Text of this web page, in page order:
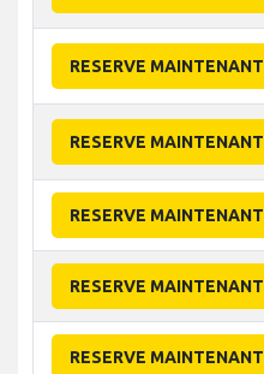
RESERVE MAINTENANT
RESERVE MAINTENANT
RESERVE MAINTENANT
RESERVE MAINTENANT
RESERVE MAINTENANT